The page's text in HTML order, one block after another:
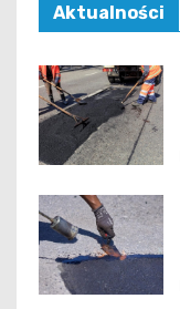
Aktualności